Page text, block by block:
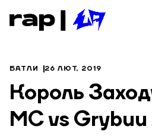
БАТЛИ 26 ЛЮТ, 2019
Король
MC vs